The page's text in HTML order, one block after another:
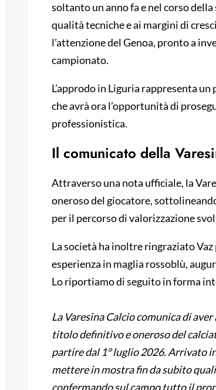
soltanto un anno fa e nel corso
qualità tecniche e ai margini di
l’attenzione del Genoa, pronto a
campionato.
L’approdo in Liguria rappresenta
che avrà ora l’opportunità di
professionistica.
Il comunicato della
Attraverso una nota ufficiale, la
oneroso del giocatore,
per il percorso di valorizzazione
La società ha inoltre ringraziato
esperienza in maglia rossoblù,
Lo riportiamo di seguito in forma
La Varesina Calcio comunica di
titolo definitivo e oneroso del
partire dal 1° luglio 2026. Arrivato
mettere in mostra fin da subito
confermando sul campo tutto il